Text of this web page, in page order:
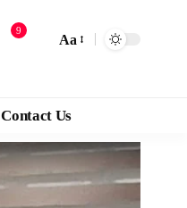
9
Aa
Contact Us